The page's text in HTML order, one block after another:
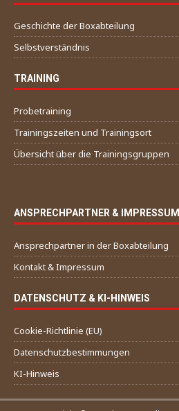
Geschichte der Boxabteilung
Selbstverständnis
TRAINING
Probetraining
Trainingszeiten und Trainingsort
Übersicht über die Trainingsgruppen
ANSPRECHPARTNER & IMPRESSUM
Ansprechpartner in der Boxabteilung
Kontakt & Impressum
DATENSCHUTZ & KI-HINWEIS
Cookie-Richtlinie (EU)
Datenschutzbestimmungen
KI-Hinweis